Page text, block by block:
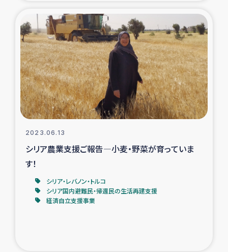
トルコ・シリア地震被災者支援
デニヤヤ小規模紅茶農家支援
コーヒー生産者支援
アイナロ県マウベシ郡でのコーヒー畑改善事業
ベイルート大規模爆発被災者支援
女性の生計向上支援
アグロフォレストリー（カカオ）事業
2023.06.13
シリア農業支援ご報告―小麦・野菜が育っていま
す！
シリア・レバノン・トルコ
シリア国内避難民・帰還民の生活再建支援
経済自立支援事業